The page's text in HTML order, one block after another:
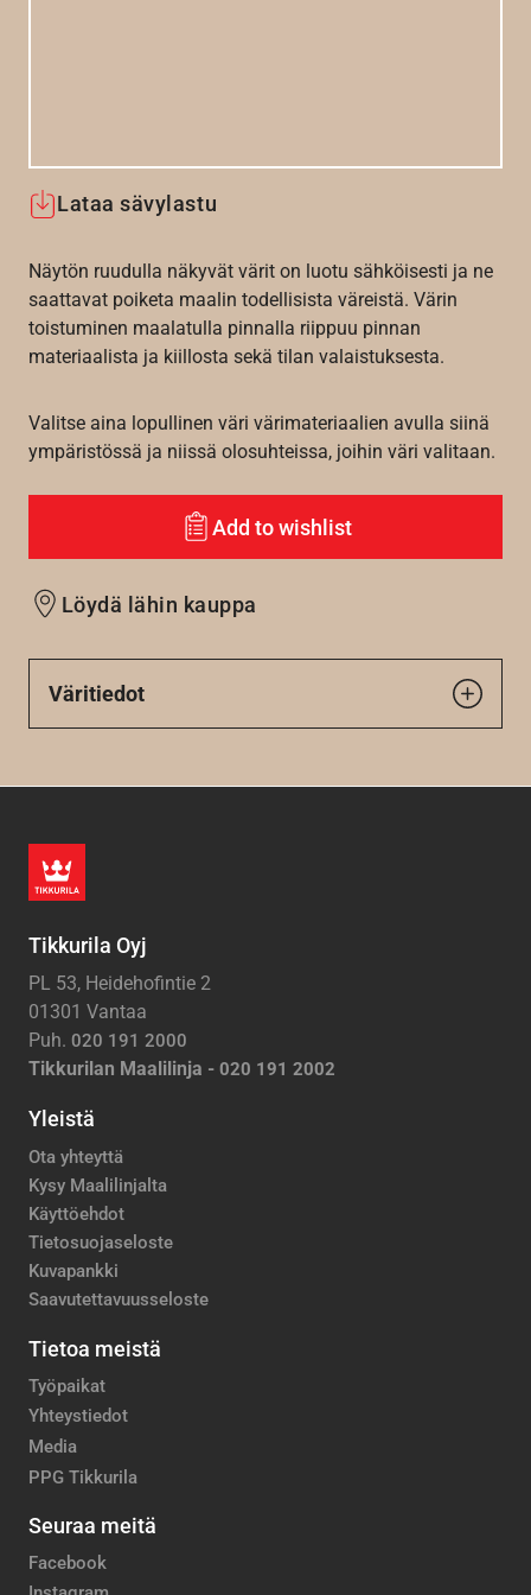
Lataa sävylastu
Näytön ruudulla näkyvät värit on luotu sähköisesti ja ne
saattavat poiketa maalin todellisista väreistä. Värin
toistuminen maalatulla pinnalla riippuu pinnan
materiaalista ja kiillosta sekä tilan valaistuksesta.
Valitse aina lopullinen väri värimateriaalien avulla siinä
ympäristössä ja niissä olosuhteissa, joihin väri valitaan.
Add to wishlist
Löydä lähin kauppa
Väritiedot
Tikkurila Oyj
PL 53, Heidehofintie 2
01301 Vantaa
Puh. 020 191 2000
Tikkurilan Maalilinja - 020 191 2002
Yleistä
Ota yhteyttä
Kysy Maalilinjalta
Käyttöehdot
Tietosuojaseloste
Kuvapankki
Saavutettavuusseloste
Tietoa meistä
Työpaikat
Yhteystiedot
Media
PPG Tikkurila
Seuraa meitä
Facebook